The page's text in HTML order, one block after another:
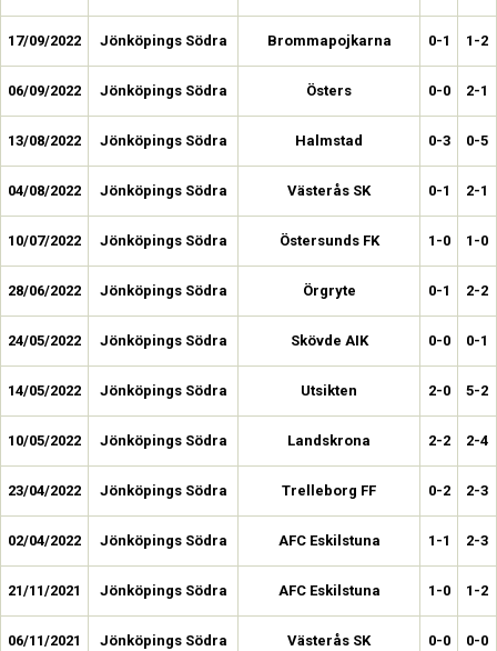
17/09/2022 Jönköpings Södra Brommapojkarna 0-1 1-2
06/09/2022 Jönköpings Södra Östers 0-0 2-1
13/08/2022 Jönköpings Södra Halmstad 0-3 0-5
04/08/2022 Jönköpings Södra Västerås SK 0-1 2-1
10/07/2022 Jönköpings Södra Östersunds FK 1-0 1-0
28/06/2022 Jönköpings Södra Örgryte 0-1 2-2
24/05/2022 Jönköpings Södra Skövde AIK 0-0 0-1
14/05/2022 Jönköpings Södra Utsikten 2-0 5-2
10/05/2022 Jönköpings Södra Landskrona 2-2 2-4
23/04/2022 Jönköpings Södra Trelleborg FF 0-2 2-3
02/04/2022 Jönköpings Södra AFC Eskilstuna 1-1 2-3
21/11/2021 Jönköpings Södra AFC Eskilstuna 1-0 1-2
06/11/2021 Jönköpings Södra Västerås SK 0-0 0-0